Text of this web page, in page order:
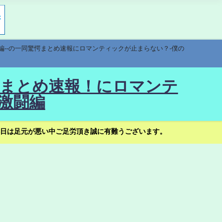
の一同驚愕まとめ速報にロマンティックが止まらない？-僕の
とめ速報！にロマンテ
闘編
足元が悪い中ご足労頂き誠に有難うございます。